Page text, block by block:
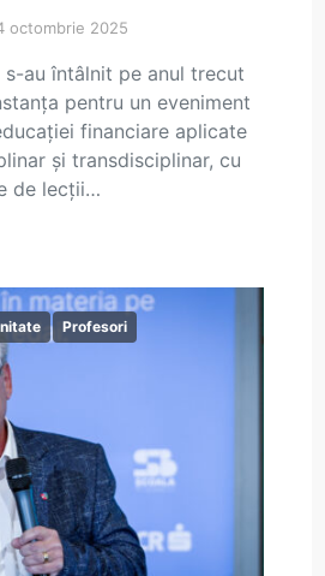
octombrie 2025
au întâlnit pe anul trecut
pentru un eveniment
financiare aplicate
și transdisciplinar, cu
de lecții…
Profesori